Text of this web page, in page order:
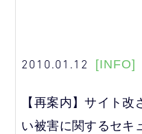
2010.01.12 [INFO]
【再案内】サイト改
い被害に関するセキ